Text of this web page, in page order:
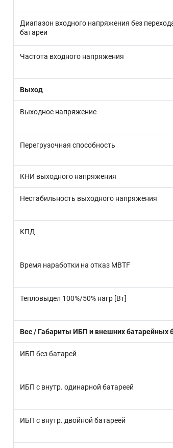
Диапазон входного напряжения без
батареи
Частота входного напряжения
Выход
Выходное напряжение
Перегрузочная способность
КНИ выходного напряжения
Нестабильность выходного напряжения
КПД
Время наработки на отказ MBTF
Тепловыдел 100%/50% нагр [Вт]
Вес / Габариты ИБП и внешних батарейных
ИБП без батарей
ИБП с внутр. одинарной батареей
ИБП с внутр. двойной батареей